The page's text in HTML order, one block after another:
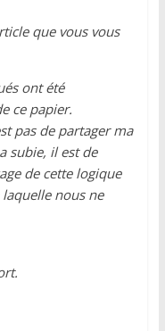
que vous vous
ont été
ce papier.
pas de partager ma
subie, il est de
de cette logique
nous ne